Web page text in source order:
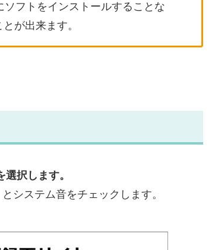
ソフトをインストールすることな
が出来ます。
択します。
システム音をチェックします。